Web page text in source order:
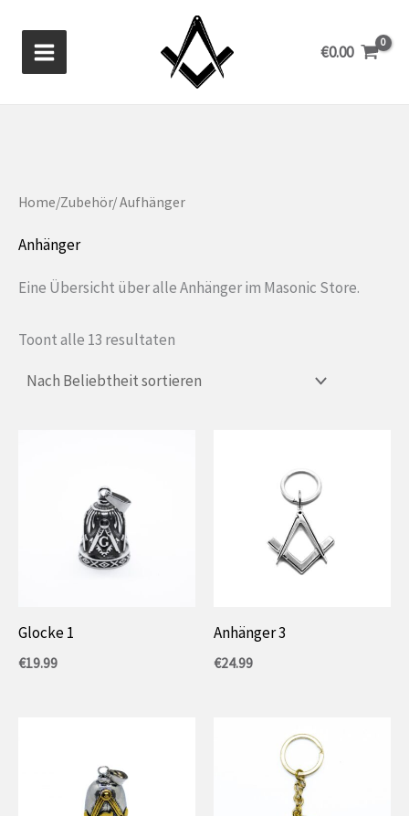
Inhalt
springen
€0.00
Home/Zubehör/ Aufhänger
Anhänger
Eine Übersicht über alle Anhänger im Masonic Store.
Toont alle 13 resultaten
Glocke 1
€19.99
Anhänger 3
€24.99